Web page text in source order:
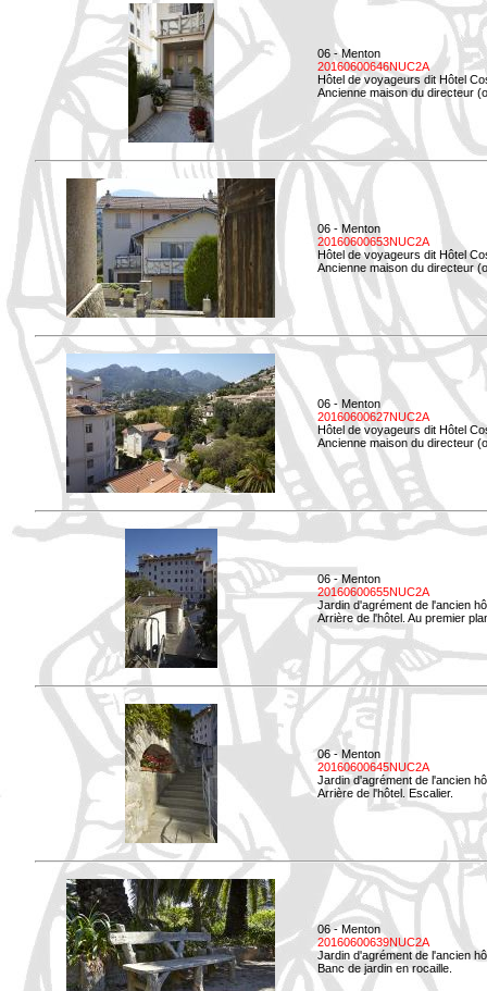
06 - Menton
20160600646NUC2A
Hôtel de voyageurs dit Hôtel
Ancienne maison du directeur
06 - Menton
20160600653NUC2A
Hôtel de voyageurs dit Hôtel
Ancienne maison du directeur
06 - Menton
20160600627NUC2A
Hôtel de voyageurs dit Hôtel
Ancienne maison du directeur
06 - Menton
20160600655NUC2A
Jardin d'agrément de l'ancien
Arrière de l'hôtel. Au premier
06 - Menton
20160600645NUC2A
Jardin d'agrément de l'ancien
Arrière de l'hôtel. Escalier.
06 - Menton
20160600639NUC2A
Jardin d'agrément de l'ancien
Banc de jardin en rocaille.